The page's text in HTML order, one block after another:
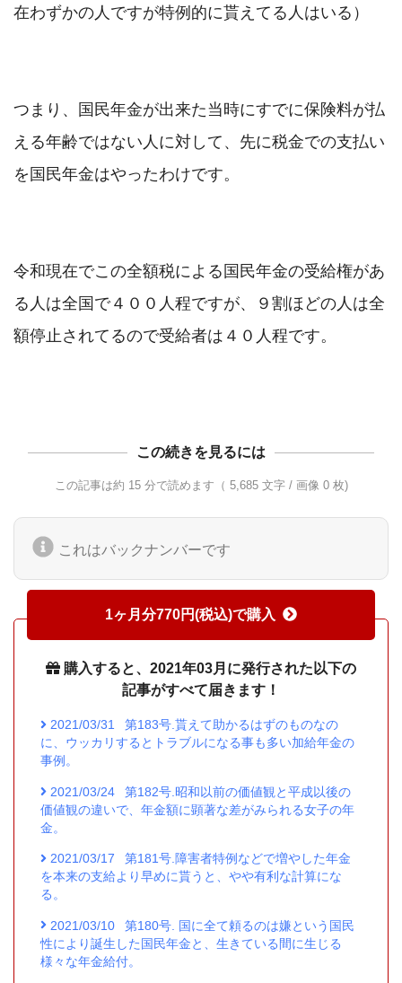
在わずかの人ですが特例的に貰えてる人はいる）
つまり、国民年金が出来た当時にすでに保険料が払
える年齢ではない人に対して、先に税金での支払い
を国民年金はやったわけです。
令和現在でこの全額税による国民年金の受給権があ
る人は全国で４００人程ですが、９割ほどの人は全
額停止されてるので受給者は４０人程です。
この続きを見るには
この記事は約 15 分で読めます（ 5,685 文字 / 画像 0 枚)
これはバックナンバーです
1ヶ月分770円(税込)で購入
購入すると、2021年03月に発行された以下の
記事がすべて届きます！
2021/03/31
第183号.貰えて助かるはずのものなの
に、ウッカリするとトラブルになる事も多い加給年金の
事例。
2021/03/24
第182号.昭和以前の価値観と平成以後の
価値観の違いで、年金額に顕著な差がみられる女子の年
金。
2021/03/17
第181号.障害者特例などで増やした年金
を本来の支給より早めに貰うと、やや有利な計算にな
る。
2021/03/10
第180号. 国に全て頼るのは嫌という国民
性により誕生した国民年金と、生きている間に生じる
様々な年金給付。